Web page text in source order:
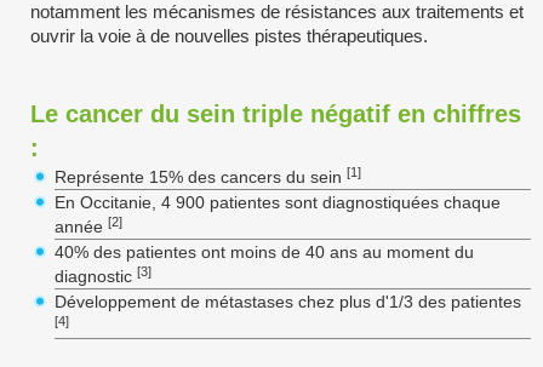
notamment les mécanismes de résistances aux traitements et
ouvrir la voie à de nouvelles pistes thérapeutiques.
Le cancer du sein triple négatif en chiffres
:
Représente 15% des cancers du sein [1]
En Occitanie, 4 900 patientes sont diagnostiquées chaque
année [2]
40% des patientes ont moins de 40 ans au moment du
diagnostic [3]
Développement de métastases chez plus d'1/3 des patientes
[4]